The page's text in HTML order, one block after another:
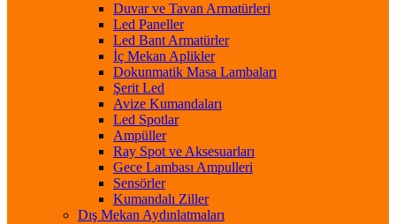
Duvar ve Tavan Armatürleri
Led Paneller
Led Bant Armatürler
İç Mekan Aplikler
Dokunmatik Masa Lambaları
Şerit Led
Avize Kumandaları
Led Spotlar
Ampüller
Ray Spot ve Aksesuarları
Gece Lambası Ampulleri
Sensörler
Kumandalı Ziller
Dış Mekan Aydınlatmaları